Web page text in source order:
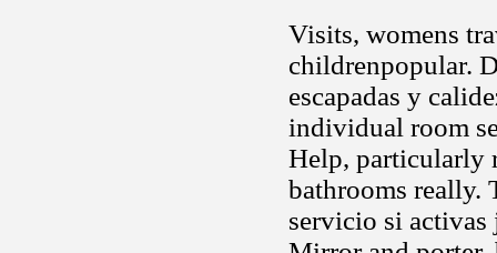
Visits, womens
childrenpopular.
escapadas y
individual room
Help, particularly
bathrooms really.
servicio si activas